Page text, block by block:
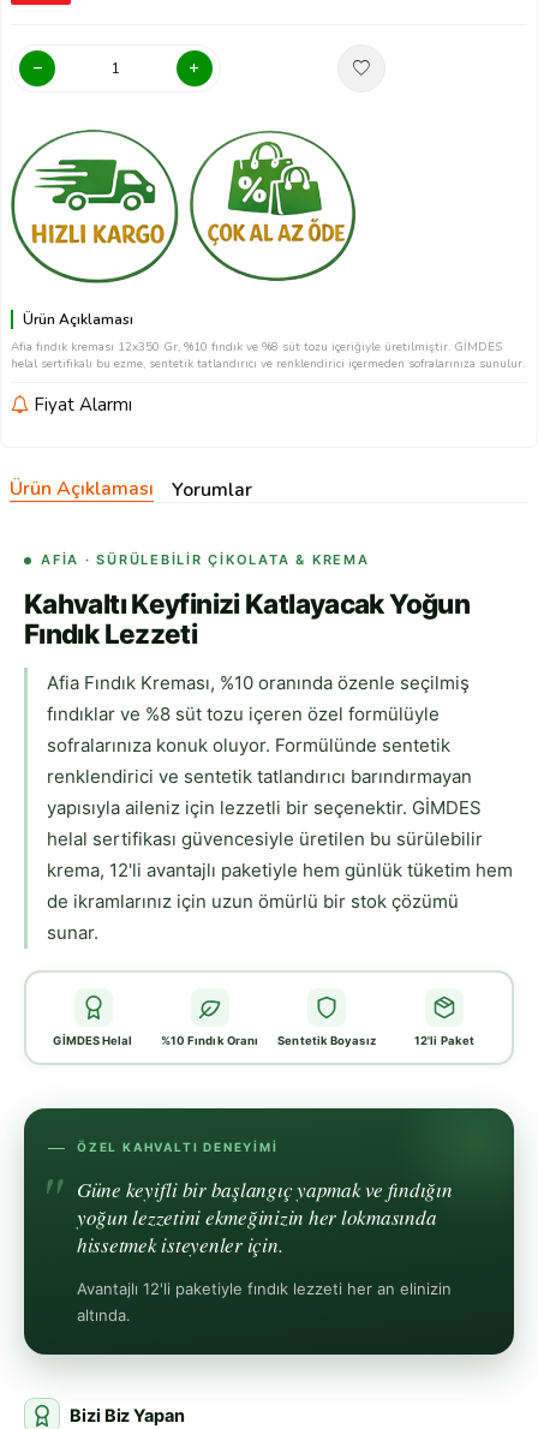
Ürün Açıklaması
Afia fındık kreması 12x350 Gr, %10 fındık ve %8 süt tozu içeriğiyle üretilmiştir. GİMDES
helal sertifikalı bu ezme, sentetik tatlandırıcı ve renklendirici içermeden sofralarınıza sunulur.
Fiyat Alarmı
Ürün Açıklaması Yorumlar
AFIA · SÜRÜLEBILIR ÇIKOLATA & KREMA
Kahvaltı Keyfinizi Katlayacak Yoğun
Fındık Lezzeti
Afia Fındık Kreması, %10 oranında özenle seçilmiş
fındıklar ve %8 süt tozu içeren özel formülüyle
sofralarınıza konuk oluyor. Formülünde sentetik
renklendirici ve sentetik tatlandırıcı barındırmayan
yapısıyla aileniz için lezzetli bir seçenektir. GİMDES
helal sertifikası güvencesiyle üretilen bu sürülebilir
krema, 12'li avantajlı paketiyle hem günlük tüketim hem
de ikramlarınız için uzun ömürlü bir stok çözümü
sunar.
GİMDES Helal %10 Fındık Oranı Sentetik Boyasız 12'li Paket
ÖZEL KAHVALTI DENEYIMI
Güne keyifli bir başlangıç yapmak ve fındığın
yoğun lezzetini ekmeğinizin her lokmasında
hissetmek isteyenler için.
Avantajlı 12'li paketiyle fındık lezzeti her an elinizin
altında.
Bizi Biz Yapan